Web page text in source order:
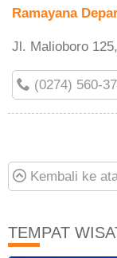
Ramayana
Jl. Malioboro
(0274) 560-
Kembali ke
TEMPAT